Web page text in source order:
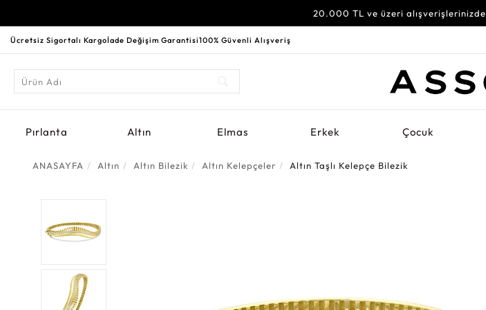
20.000 TL ve üzeri alışverişlerinizde
Ücretsiz Sigortalı Kargoİade Değişim Garantisi100% Güvenli Alışveriş
Pırlanta Altın Elmas Erkek Çocuk
ANASAYFA Altın Altın Bilezik Altın Kelepçeler Altın Taşlı Kelepçe Bilezik